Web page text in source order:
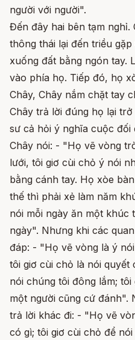
người với người".
Đến đây hai bên tạm nghỉ.
thông thái lại đến triều
xuống đất bằng ngón tay.
vào phía họ. Tiếp đó, họ
Chây, Chây nắm chặt tay
Chây trả lời đúng họ lại
sư cả hỏi ý nghĩa cuộc đối
Chây nói: - "Họ vẽ vòng
lưới, tôi giơ cùi chỏ ý nói
bằng cánh tay. Họ xòe
thế thì phải xẻ làm năm
nói mỗi ngày ăn một khúc
ngày". Nhưng khi các
đáp: - "Họ vẽ vòng là ý
tôi giơ cùi chỏ là nói quyết
nói chúng tôi đông lắm;
một người cũng cứ đánh".
trả lời khác đi: - "Họ vẽ
có gì; tôi giơ cùi chỏ để